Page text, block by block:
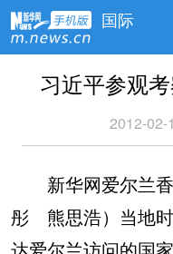
国际
习近平参观
2012-02-
新华网爱尔兰香
彤 熊思浩）当地